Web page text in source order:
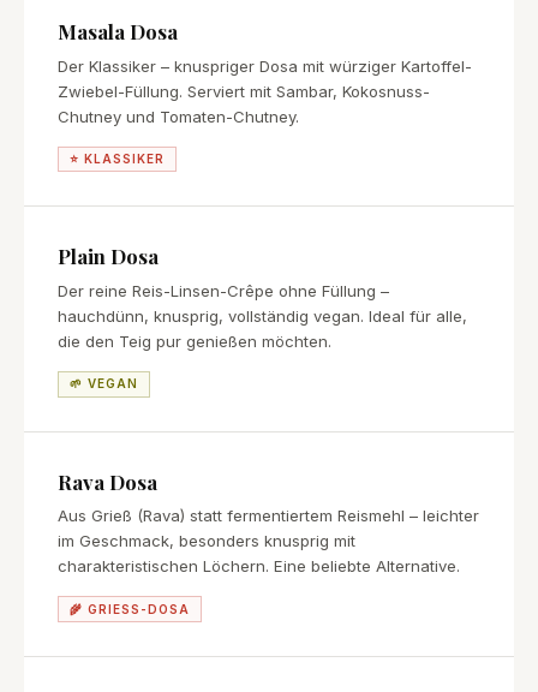
Masala Dosa
Der Klassiker – knuspriger Dosa mit würziger Kartoffel-
Zwiebel-Füllung. Serviert mit Sambar, Kokosnuss-
Chutney und Tomaten-Chutney.
⭐ KLASSIKER
Plain Dosa
Der reine Reis-Linsen-Crêpe ohne Füllung –
hauchdünn, knusprig, vollständig vegan. Ideal für alle,
die den Teig pur genießen möchten.
🌱 VEGAN
Rava Dosa
Aus Grieß (Rava) statt fermentiertem Reismehl – leichter
im Geschmack, besonders knusprig mit
charakteristischen Löchern. Eine beliebte Alternative.
🌾 GRIESS-DOSA